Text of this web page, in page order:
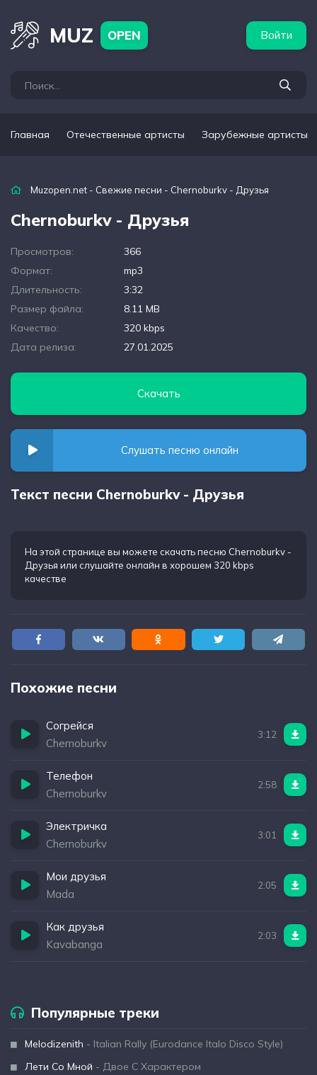
MUZ OPEN Войти
Главная Отечественные артисты Зарубежные артисты
Muzopen.net - Свежие песни - Chernoburkv - Друзья
Chernoburkv - Друзья
Просмотров:
366
Формат:
mp3
Длительность:
3:32
Размер файла:
8.11 MB
Качество:
320 kbps
Дата релиза:
27.01.2025
Скачать
Слушать песню онлайн
Текст песни Chernoburkv - Друзья
На этой странице вы можете скачать песню Chernoburkv -
Друзья или слушайте онлайн в хорошем 320 kbps
качестве
Похожие песни
Согрейся
Chernoburkv
3:12
Телефон
Chernoburkv
2:58
Электричка
Chernoburkv
3:01
Мои друзья
Mada
2:05
Как друзья
Kavabanga
2:03
Популярные треки
Melodizenith - Italian Rally (Eurodance Italo Disco Style)
Лети Со Мной - Двое С Характером
артисты Популярные подборки